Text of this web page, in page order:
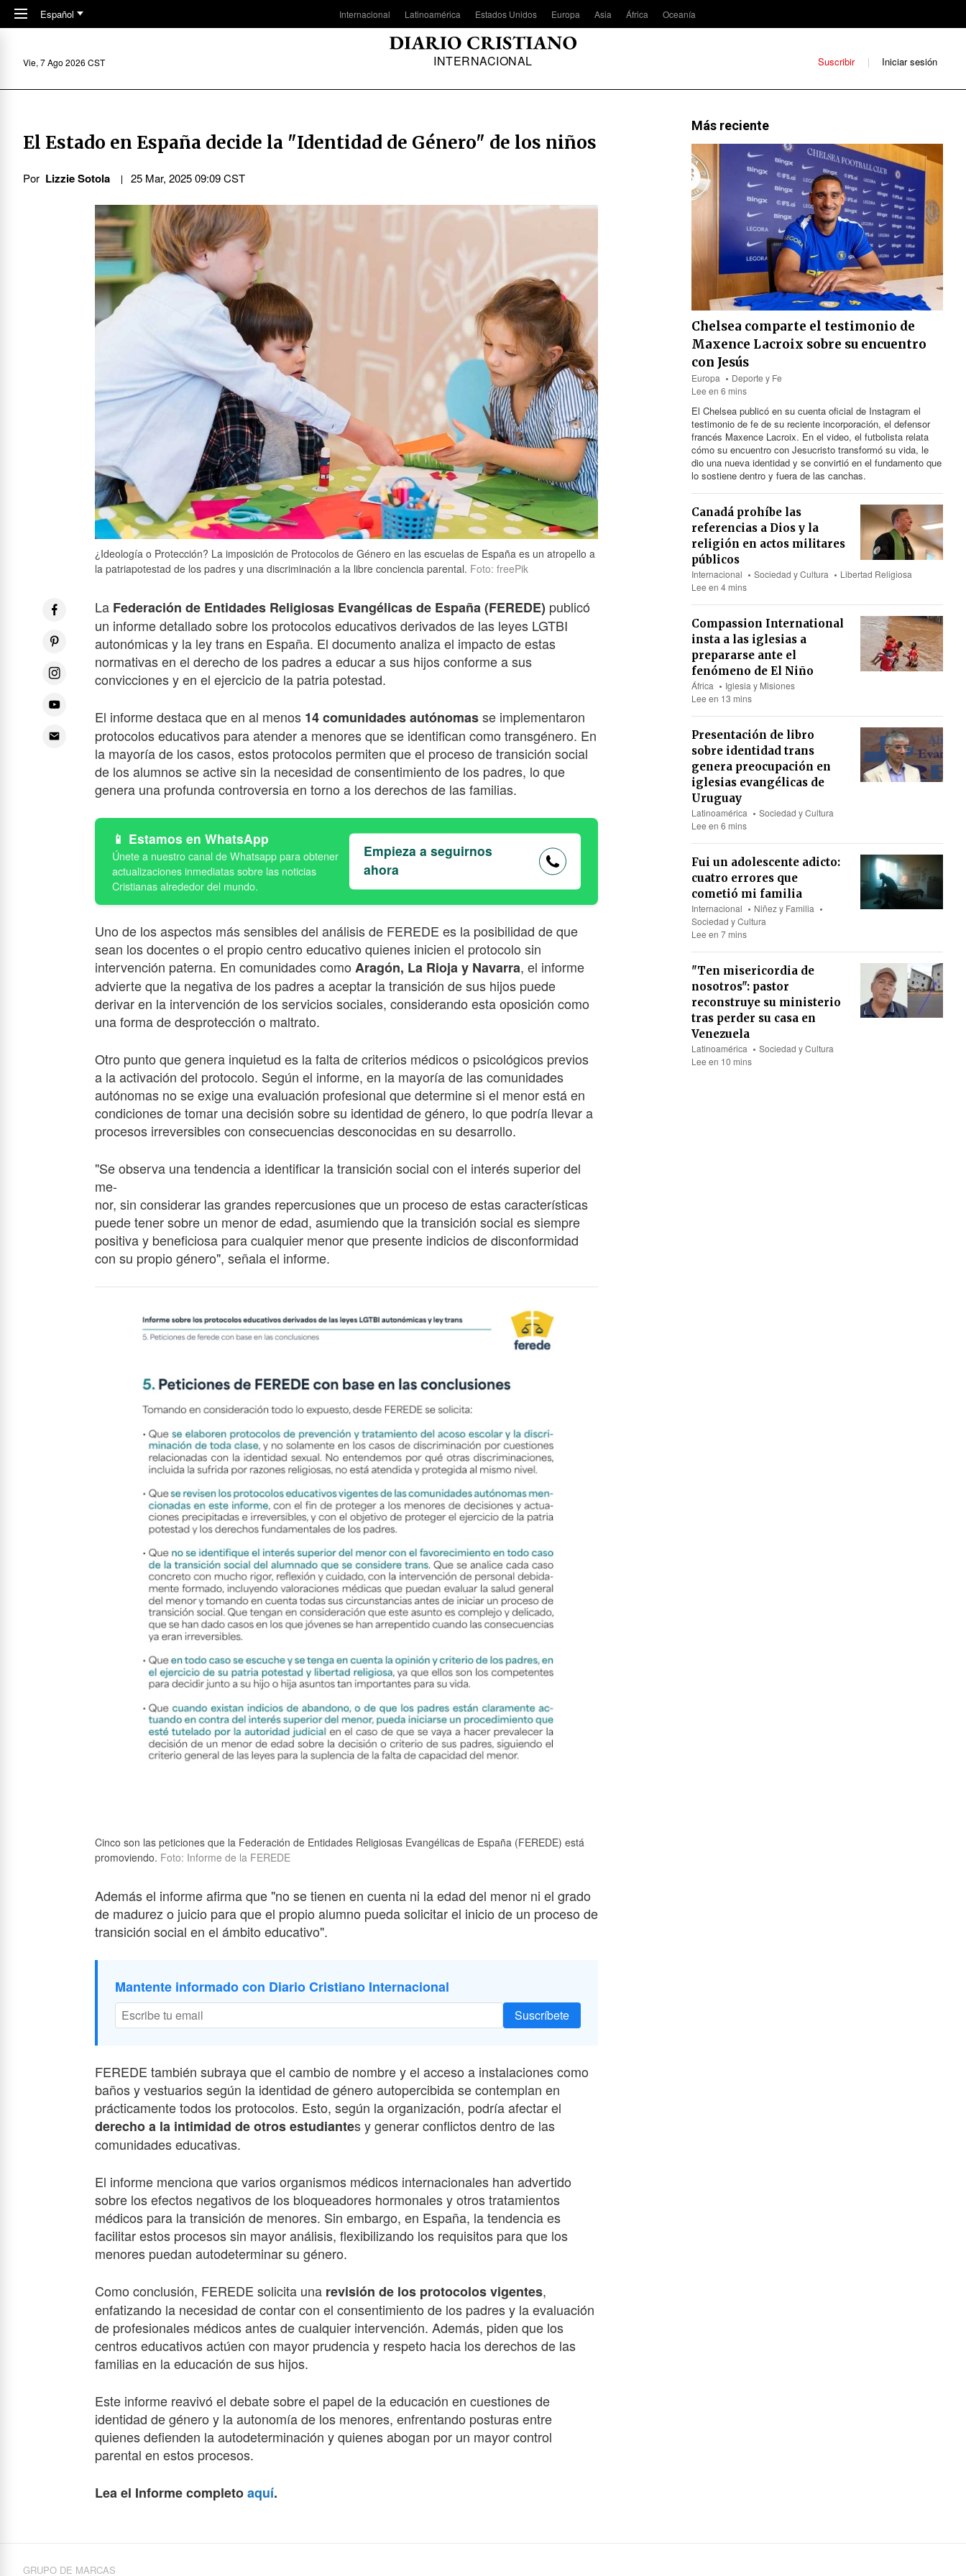
Skip to main content
Español Internacional Latinoamérica Estados Unidos Europa Asia África Oceanía
INTERNACIONAL
Vie, 7 Ago 2026 CST Suscribir Iniciar sesión
El Estado en España decide la "Identidad de Género" de los niños
Por Lizzie Sotola 25 Mar, 2025 09:09 CST
¿Ideología o Protección? La imposición de Protocolos de Género en las escuelas de España es un atropello a
la patriapotestad de los padres y una discriminación a la libre conciencia parental. Foto: freePik
La Federación de Entidades Religiosas Evangélicas de España (FEREDE) publicó
un informe detallado sobre los protocolos educativos derivados de las leyes LGTBI
autonómicas y la ley trans en España. El documento analiza el impacto de estas
normativas en el derecho de los padres a educar a sus hijos conforme a sus
convicciones y en el ejercicio de la patria potestad.
El informe destaca que en al menos 14 comunidades autónomasse implementaron
protocolos educativos para atender a menores que se identifican como transgénero. En
la mayoría de los casos, estos protocolos permiten que el proceso de transición social
de los alumnos se active sin la necesidad de consentimiento de los padres, lo que
genera una profunda controversia en torno a los derechos de las familias.
Estamos en WhatsApp
Empieza a seguirnos
ahora
Uno de los aspectos más sensibles del análisis de FEREDE es la posibilidad de que
sean los docentes o el propio centro educativo quienes inicien el protocolo sin
intervención paterna. En comunidades como Aragón, La Rioja y Navarra, el informe
advierte que la negativa de los padres a aceptar la transición de sus hijos puede
derivar en la intervención de los servicios sociales, considerando esta oposición como
una forma de desprotección o maltrato.
Otro punto que genera inquietud es la falta de criterios médicos o psicológicos previos
a la activación del protocolo. Según el informe, en la mayoría de las comunidades
autónomas no se exige una evaluación profesional que determine si el menor está en
condiciones de tomar una decisión sobre su identidad de género, lo que podría llevar a
procesos irreversibles con consecuencias desconocidas en su desarrollo.
"Se observa una tendencia a identificar la transición social con el interés superior del
me-
nor, sin considerar las grandes repercusiones que un proceso de estas características
puede tener sobre un menor de edad, asumiendo que la transición social es siempre
positiva y beneficiosa para cualquier menor que presente indicios de disconformidad
con su propio género", señala el informe.
Cinco son las peticiones que la Federación de Entidades Religiosas Evangélicas de España (FEREDE) está
promoviendo. Foto: Informe de la FEREDE
Además el informe afirma que "no se tienen en cuenta ni la edad del menor ni el grado
de madurez o juicio para que el propio alumno pueda solicitar el inicio de un proceso de
transición social en el ámbito educativo".
Mantente informado con Diario Cristiano Internacional
Suscríbete
FEREDE también subraya que el cambio de nombre y el acceso a instalaciones como
baños y vestuarios según la identidad de género autopercibida se contemplan en
prácticamente todos los protocolos. Esto, según la organización, podría afectar el
derecho a la intimidad de otros estudiantes y generar conflictos dentro de las
comunidades educativas.
El informe menciona que varios organismos médicos internacionales han advertido
sobre los efectos negativos de los bloqueadores hormonales y otros tratamientos
médicos para la transición de menores. Sin embargo, en España, la tendencia es
facilitar estos procesos sin mayor análisis, flexibilizando los requisitos para que los
menores puedan autodeterminar su género.
Como conclusión, FEREDE solicita una revisión de los protocolos vigentes,
enfatizando la necesidad de contar con el consentimiento de los padres y la evaluación
de profesionales médicos antes de cualquier intervención. Además, piden que los
centros educativos actúen con mayor prudencia y respeto hacia los derechos de las
familias en la educación de sus hijos.
Este informe reavivó el debate sobre el papel de la educación en cuestiones de
identidad de género y la autonomía de los menores, enfrentando posturas entre
quienes defienden la autodeterminación y quienes abogan por un mayor control
parental en estos procesos.
Lea el Informe completoaquí.
Más reciente
Chelsea comparte el testimonio de
Maxence Lacroix sobre su encuentro
con Jesús
Europa
Deporte y Fe
Lee en 6 mins
El Chelsea publicó en su cuenta oficial de Instagram el
testimonio de fe de su reciente incorporación, el defensor
francés Maxence Lacroix. En el video, el futbolista relata
cómo su encuentro con Jesucristo transformó su vida, le
dio una nueva identidad y se convirtió en el fundamento que
lo sostiene dentro y fuera de las canchas.
Canadá prohíbe las
referencias a Dios y la
religión en actos militares
públicos
Internacional Sociedad y Cultura
Libertad Religiosa
Lee en 4 mins
Compassion International
insta a las iglesias a
prepararse ante el
fenómeno de El Niño
África
Iglesia y Misiones
Lee en 13 mins
Presentación de libro
sobre identidad trans
genera preocupación en
iglesias evangélicas de
Uruguay
Latinoamérica
Sociedad y Cultura
Lee en 6 mins
Fui un adolescente adicto:
cuatro errores que
cometió mi familia
Internacional
Niñez y Familia
Sociedad y Cultura
Lee en 7 mins
"Ten misericordia de
nosotros": pastor
reconstruye su ministerio
tras perder su casa en
Venezuela
Latinoamérica
Sociedad y Cultura
Lee en 10 mins
GRUPO DE MARCAS